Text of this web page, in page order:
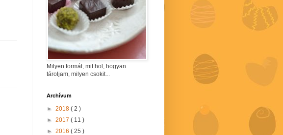
Milyen formát, mit hol, hogyan
tároljam, milyen csokit...
Archívum
► 2018 ( 2 )
► 2017 ( 11 )
► 2016 ( 25 )